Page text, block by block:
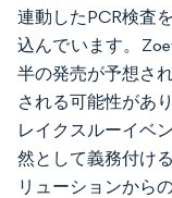
連動したPCR検査
込んでいます。
半の発売が予想さ
される可能性があ
レイクスルーイベ
然として義務付け
リューションから